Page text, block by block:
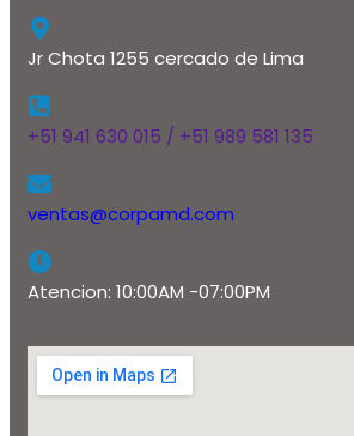
Jr Chota 1255 cercado de Lima
+51 941 630 015 / +51 989 581 135
ventas@corpamd.com
Atencion: 10:00AM -07:00PM